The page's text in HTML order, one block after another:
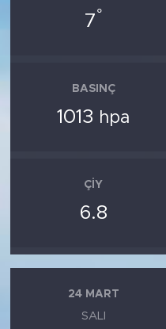
7°
BASINÇ
1013 hpa
ÇIY
6.8
24 MART
SALI